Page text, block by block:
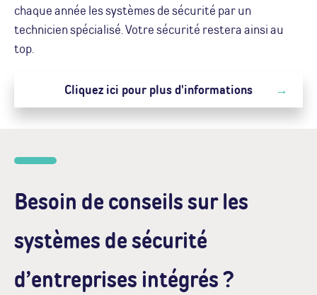
chaque année les systèmes de sécurité par un
technicien spécialisé. Votre sécurité restera ainsi au
top.
Cliquez ici pour plus d'informations
Besoin de conseils sur les
systèmes de sécurité
d’entreprises intégrés ?